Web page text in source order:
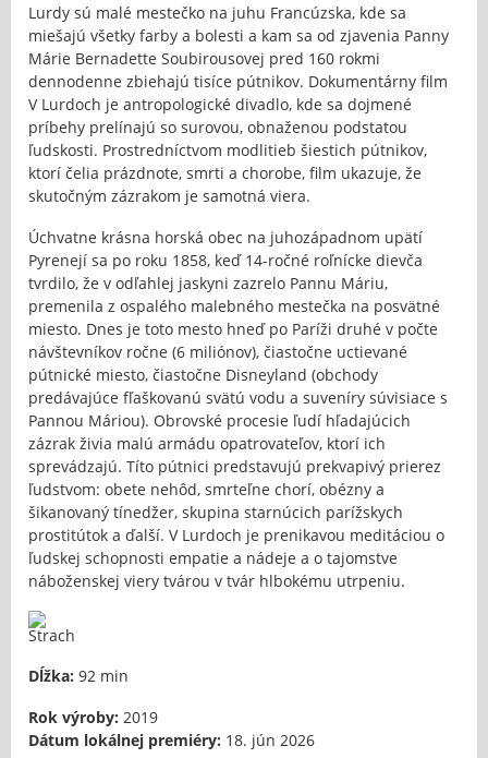
Lurdy sú malé mestečko na juhu Francúzska, kde sa
miešajú všetky farby a bolesti a kam sa od zjavenia Panny
Márie Bernadette Soubirousovej pred 160 rokmi
dennodenne zbiehajú tisíce pútnikov. Dokumentárny film
V Lurdoch je antropologické divadlo, kde sa dojmené
príbehy prelínajú so surovou, obnaženou podstatou
ľudskosti. Prostredníctvom modlitieb šiestich pútnikov,
ktorí čelia prázdnote, smrti a chorobe, film ukazuje, že
skutočným zázrakom je samotná viera.
Úchvatne krásna horská obec na juhozápadnom upätí
Pyrenejí sa po roku 1858, keď 14-ročné roľnícke dievča
tvrdilo, že v odľahlej jaskyni zazrelo Pannu Máriu,
premenila z ospalého malebného mestečka na posvätné
miesto. Dnes je toto mesto hneď po Paríži druhé v počte
návštevníkov ročne (6 miliónov), čiastočne uctievané
pútnické miesto, čiastočne Disneyland (obchody
predávajúce fľaškovanú svätú vodu a suveníry súvisiace s
Pannou Máriou). Obrovské procesie ľudí hľadajúcich
zázrak živia malú armádu opatrovateľov, ktorí ich
sprevádzajú. Títo pútnici predstavujú prekvapivý prierez
ľudstvom: obete nehôd, smrteľne chorí, obézny a
šikanovaný tínedžer, skupina starnúcich parížskych
prostitútok a ďalší. V Lurdoch je prenikavou meditáciou o
ľudskej schopnosti empatie a nádeje a o tajomstve
náboženskej viery tvárou v tvár hlbokému utrpeniu.
Dĺžka: 92 min
Rok výroby: 2019
Dátum lokálnej premiéry: 18. jún 2026